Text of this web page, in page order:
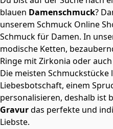
blauen Damenschmuck?
unserem Schmuck Online
Schmuck für Damen. In
modische Ketten,
Ringe mit Zirkonia oder auch
Die meisten
Liebesbotschaft, einem
personalisieren, deshalb ist
Gravurdas perfekte und
Liebste.